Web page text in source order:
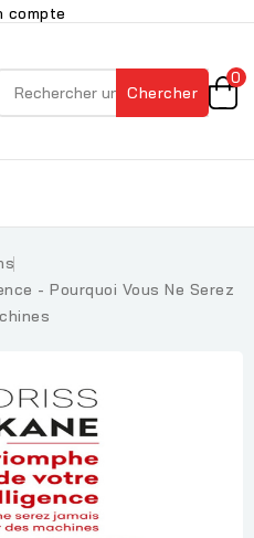
compte
Chercher
0
- Pourquoi Vous Ne Serez